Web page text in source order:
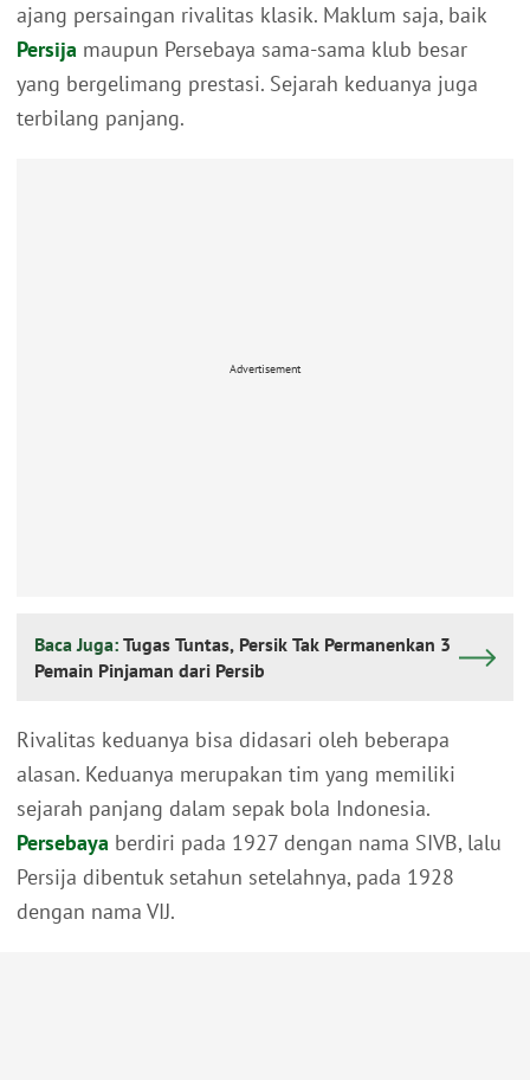
ajang persaingan rivalitas klasik. Maklum saja, baik
Persija maupun Persebaya sama-sama klub besar
yang bergelimang prestasi. Sejarah keduanya juga
terbilang panjang.
Advertisement
Baca Juga: Tugas Tuntas, Persik Tak Permanenkan 3
Pemain Pinjaman dari Persib
Rivalitas keduanya bisa didasari oleh beberapa
alasan. Keduanya merupakan tim yang memiliki
sejarah panjang dalam sepak bola Indonesia.
Persebaya berdiri pada 1927 dengan nama SIVB, lalu
Persija dibentuk setahun setelahnya, pada 1928
dengan nama VIJ.